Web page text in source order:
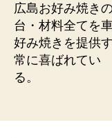
広島お好み焼き
台・材料全てを
好み焼きを提供
常に喜ばれてい